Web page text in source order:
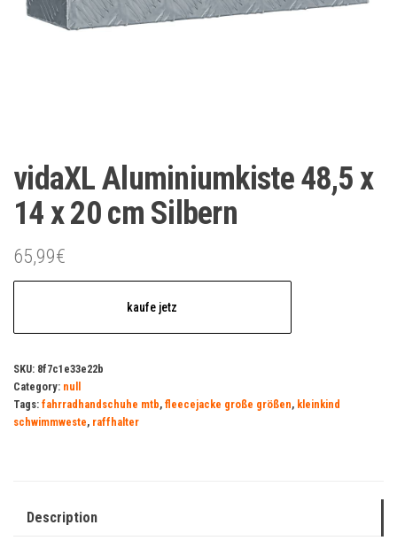
vidaXL Aluminiumkiste 48,5 x
14 x 20 cm Silbern
65,99€
kaufe jetz
SKU: 8f7c1e33e22b
Category: null
Tags: fahrradhandschuhe mtb, fleecejacke große größen, kleinkind
schwimmweste, raffhalter
Description